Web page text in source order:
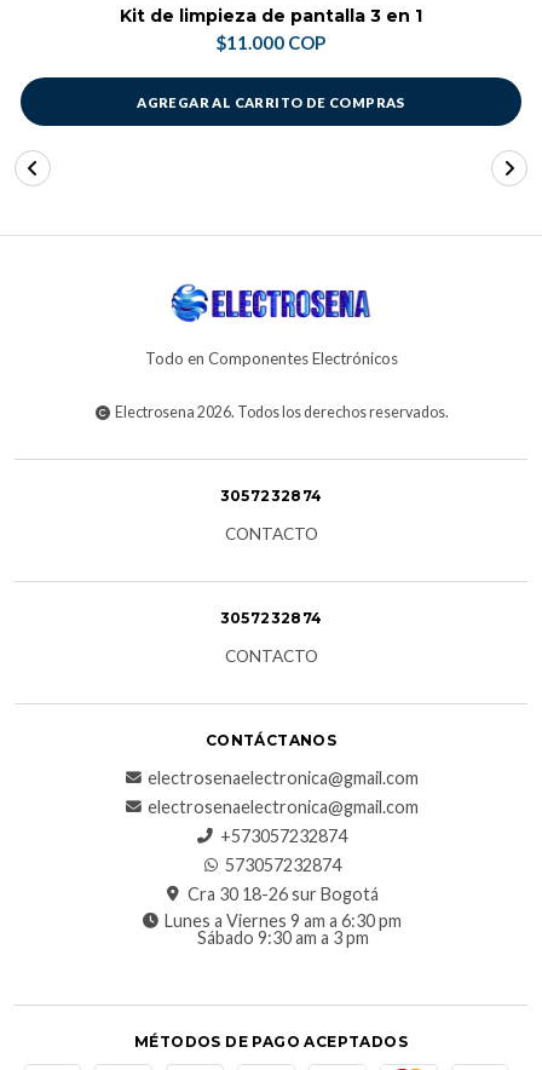
Kit de limpieza de pantalla 3 en 1
$11.000 COP
AGREGAR AL CARRITO DE COMPRAS
Todo en Componentes Electrónicos
Electrosena 2026. Todos los derechos reservados.
3057232874
CONTACTO
3057232874
CONTACTO
CONTÁCTANOS
electrosenaelectronica@gmail.com
electrosenaelectronica@gmail.com
+573057232874
573057232874
Cra 30 18-26 sur Bogotá
Lunes a Viernes 9 am a 6:30 pm
Sábado 9:30 am a 3 pm
MÉTODOS DE PAGO ACEPTADOS